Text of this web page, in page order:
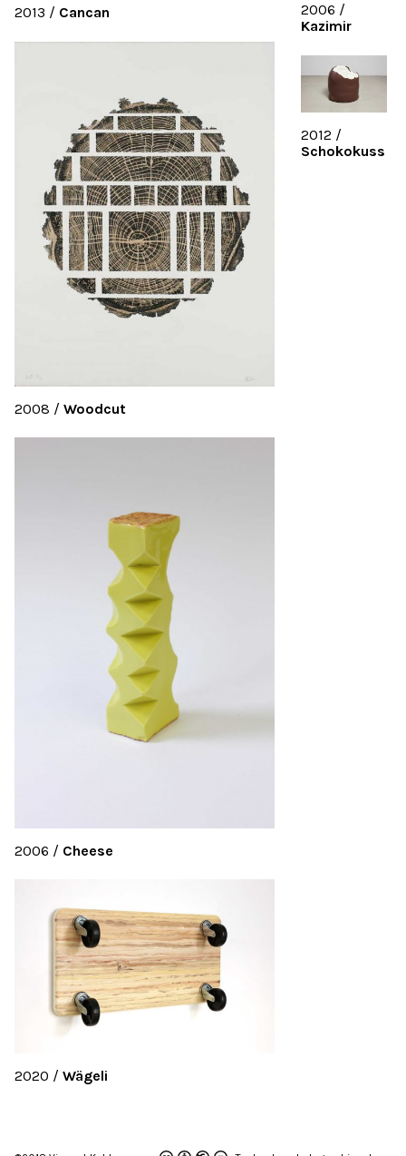
2020 / Wägeli
2006 /
Kazimir
2006 / Cheese
2008 / Woodcut
2012 /
Schokokuss
2013 / Cancan